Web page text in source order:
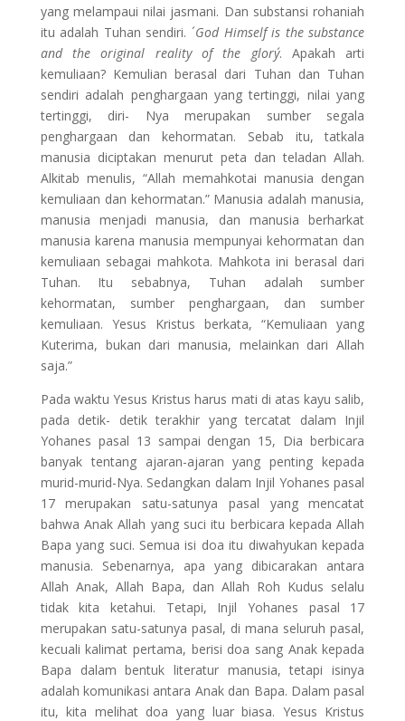
yang melampaui nilai jasmani. Dan substansi rohaniah
itu adalah Tuhan sendiri. ´God Himself is the substance
and the original reality of the glory´. Apakah arti
kemuliaan? Kemulian berasal dari Tuhan dan Tuhan
sendiri adalah penghargaan yang tertinggi, nilai yang
tertinggi, diri- Nya merupakan sumber segala
penghargaan dan kehormatan. Sebab itu, tatkala
manusia diciptakan menurut peta dan teladan Allah.
Alkitab menulis, “Allah memahkotai manusia dengan
kemuliaan dan kehormatan.” Manusia adalah manusia,
manusia menjadi manusia, dan manusia berharkat
manusia karena manusia mempunyai kehormatan dan
kemuliaan sebagai mahkota. Mahkota ini berasal dari
Tuhan. Itu sebabnya, Tuhan adalah sumber
kehormatan, sumber penghargaan, dan sumber
kemuliaan. Yesus Kristus berkata, “Kemuliaan yang
Kuterima, bukan dari manusia, melainkan dari Allah
saja.”
Pada waktu Yesus Kristus harus mati di atas kayu salib,
pada detik- detik terakhir yang tercatat dalam Injil
Yohanes pasal 13 sampai dengan 15, Dia berbicara
banyak tentang ajaran-ajaran yang penting kepada
murid-murid-Nya. Sedangkan dalam Injil Yohanes pasal
17 merupakan satu-satunya pasal yang mencatat
bahwa Anak Allah yang suci itu berbicara kepada Allah
Bapa yang suci. Semua isi doa itu diwahyukan kepada
manusia. Sebenarnya, apa yang dibicarakan antara
Allah Anak, Allah Bapa, dan Allah Roh Kudus selalu
tidak kita ketahui. Tetapi, Injil Yohanes pasal 17
merupakan satu-satunya pasal, di mana seluruh pasal,
kecuali kalimat pertama, berisi doa sang Anak kepada
Bapa dalam bentuk literatur manusia, tetapi isinya
adalah komunikasi antara Anak dan Bapa. Dalam pasal
itu, kita melihat doa yang luar biasa. Yesus Kristus